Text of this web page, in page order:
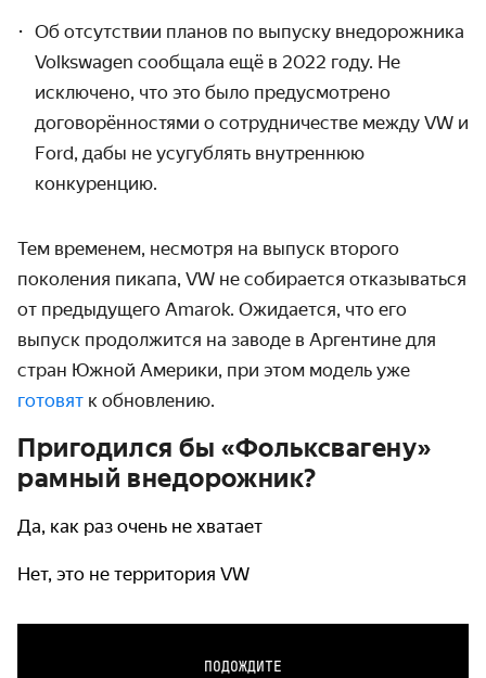
Об отсутствии планов по выпуску внедорожника
Volkswagen сообщала ещё в 2022 году. Не
исключено, что это было предусмотрено
договорённостями о сотрудничестве между VW и
Ford, дабы не усугублять внутреннюю
конкуренцию.
Тем временем, несмотря на выпуск второго
поколения пикапа, VW не собирается отказываться
от предыдущего Amarok. Ожидается, что его
выпуск продолжится на заводе в Аргентине для
стран Южной Америки, при этом модель уже
готовят к обновлению.
Пригодился бы «Фольксвагену»
рамный внедорожник?
Да, как раз очень не хватает
Нет, это не территория VW
ПОДОЖДИТЕ